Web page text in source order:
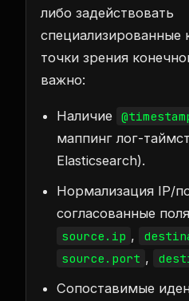
либо задействовать
специализированные
точки зрения
важно:
Наличие
маппинг лог-
Elasticsearch).
Нормализация IP/
согласованные
source.ip ,
source.port ,
Сопоставимые